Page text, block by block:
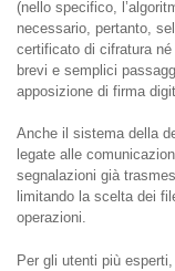
(nello specifico,
necessario, pertanto,
certificato di cifratura né
brevi e semplici
apposizione di firma
Anche il sistema della
legate alle
segnalazioni già
limitando la scelta dei
operazioni.
Per gli utenti più